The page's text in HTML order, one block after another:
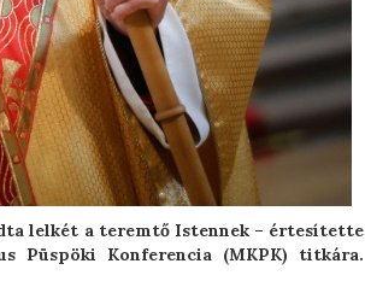
lelkét a teremtő Istennek – értesítette
Püspöki Konferencia (MKPK) titkára.